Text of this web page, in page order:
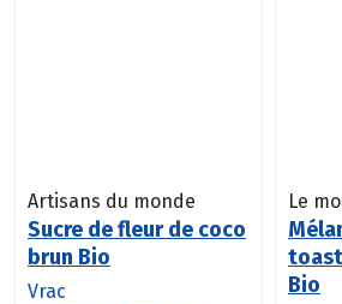
Artisans du monde
Sucre de fleur de coco
brun Bio
Vrac
Le
Bio